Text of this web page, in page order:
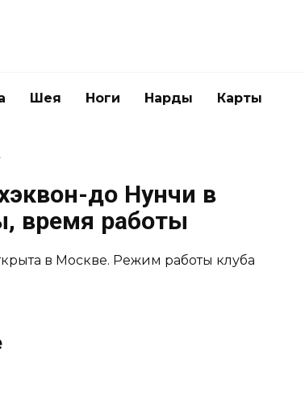
Шея Ноги Нарды Карты
до Нунчи в
время работы
в Москве. Режим работы клуба